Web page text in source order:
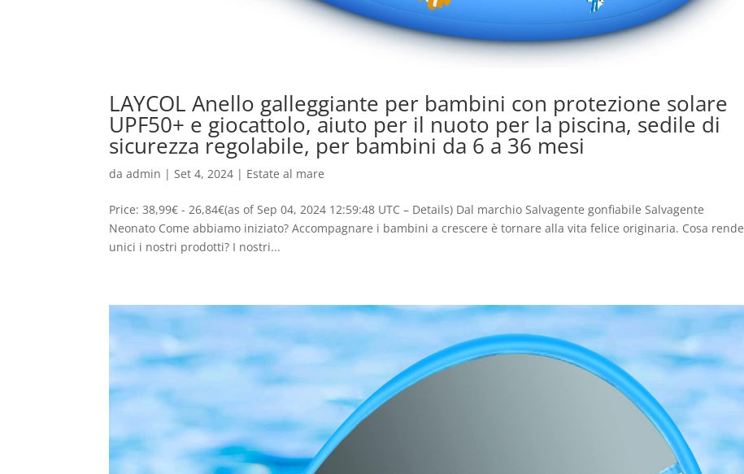
LAYCOL Anello galleggiante per bambini con protezione solare
UPF50+ e giocattolo, aiuto per il nuoto per la piscina, sedile di
sicurezza regolabile, per bambini da 6 a 36 mesi
daadmin |Set 4, 2024 | Estate al mare
Price: 38,99€ - 26,84€(as of Sep 04, 2024 12:59:48 UTC – Details) Dal marchio Salvagente gonfiabile Salvagente
Neonato Come abbiamo iniziato? Accompagnare i bambini a crescere è tornare alla vita felice originaria. Cosa rende
unici i nostri prodotti? I nostri...